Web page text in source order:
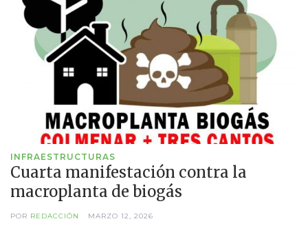
INFRAESTRUCTURAS
Cuarta manifestación contra la
macroplanta de biogás
POR REDACCIÓN MARZO 12, 2026